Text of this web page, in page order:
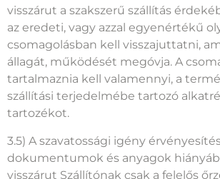
dokumentumokat a Szállítóhoz kell
visszárut a szakszerű szállítás
az eredeti, vagy azzal egyenértékű
csomagolásban kell visszajuttatni,
állagát, működését megóvja. A
tartalmaznia kell valamennyi, a
szállítási terjedelmébe tartozó
3.5) A szavatossági igény
dokumentumok és anyagok